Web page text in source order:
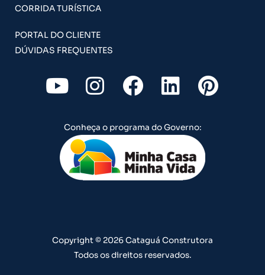
CORRIDA TURÍSTICA
PORTAL DO CLIENTE
DÚVIDAS FREQUENTES
Y
o
u
t
u
b
I
n
s
t
a
g
m
F
a
c
e
b
o
L
i
n
k
e
d
P
i
t
Conheça o programa do Governo:
Copyright © 2026 Cataguá Construtora
Todos os direitos reservados.